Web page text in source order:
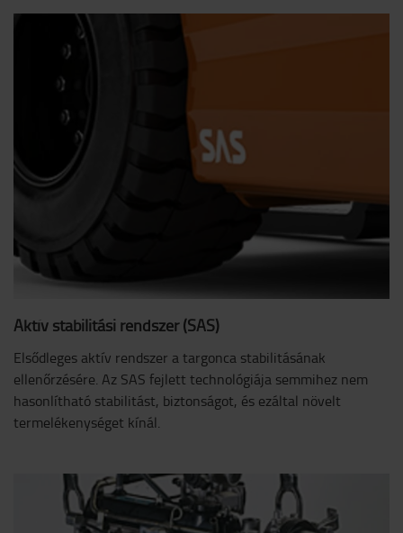
Aktív stabilitási rendszer (SAS)
Elsődleges aktív rendszer a targonca stabilitásának
ellenőrzésére. Az SAS fejlett technológiája semmihez nem
hasonlítható stabilitást, biztonságot, és ezáltal növelt
termelékenységet kínál.